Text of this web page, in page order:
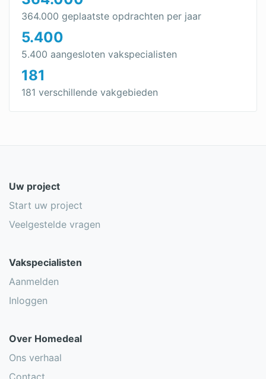
364.000 geplaatste opdrachten per jaar
5.400
5.400 aangesloten vakspecialisten
181
181 verschillende vakgebieden
Uw project
Start uw project
Veelgestelde vragen
Vakspecialisten
Aanmelden
Inloggen
Over Homedeal
Ons verhaal
Contact